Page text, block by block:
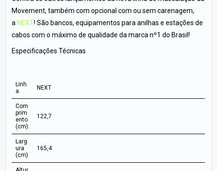
Movement, também com opcional com ou sem carenagem,
a NEXT! São bancos, equipamentos para anilhas e estações de
cabos com o máximo de qualidade da marca nº1 do Brasil!
Especificações Técnicas
Linh
a
NEXT
Com
prim
ento
(cm)
122,7
Larg
ura
(cm)
165,4